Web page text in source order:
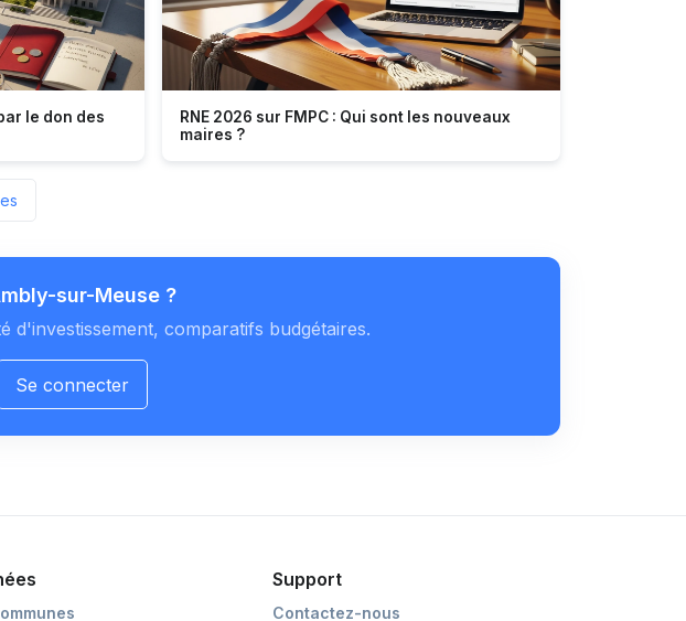
le don des
RNE 2026 sur FMPC : Qui sont les nouveaux
maires ?
sur-Meuse ?
d'investissement, comparatifs budgétaires.
Se connecter
Support
Contactez-nous